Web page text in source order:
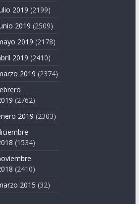
2019 (2199)
2019 (2509)
2019 (2178)
2019 (2410)
2019 (2374)
(2762)
2019 (2303)
(1534)
(2410)
2015 (32)